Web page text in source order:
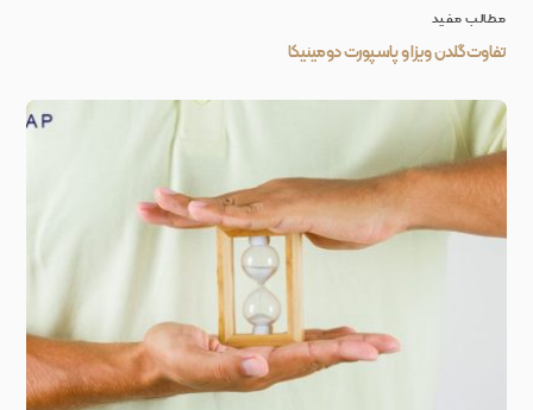
مطالب مفید
تفاوت گلدن ویزا و پاسپورت دومینیکا